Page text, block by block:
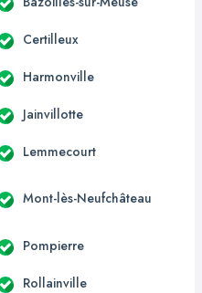
Certilleux
Harmonville
Jainvillotte
Lemmecourt
Mont-lès-Neufchâteau
Pompierre
Rollainville